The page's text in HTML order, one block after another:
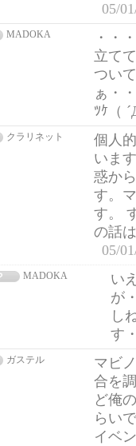
05/
MADOKA
・・
立て
つい
ぁ・
ﾂｹ（
クラリネット
個人
いま
惑か
す。
す。
の話
05/
MADOKA
い
が
し
す
ガステル
マビ
合を
ど俺
らい
イベ